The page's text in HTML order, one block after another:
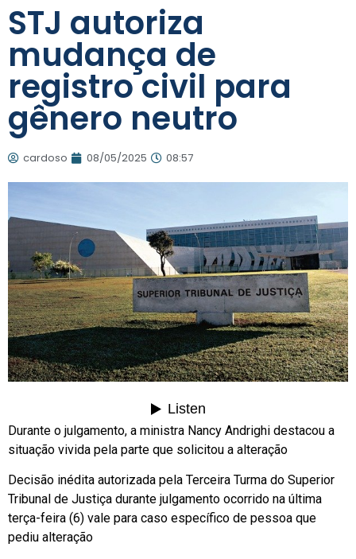
STJ autoriza
mudança de
registro civil para
gênero neutro
cardoso 08/05/2025 08:57
Durante o julgamento, a ministra Nancy Andrighi destacou a
situação vivida pela parte que solicitou a alteração
Decisão inédita autorizada pela Terceira Turma do Superior
Tribunal de Justiça durante julgamento ocorrido na última
terça-feira (6) vale para caso específico de pessoa que
pediu alteração